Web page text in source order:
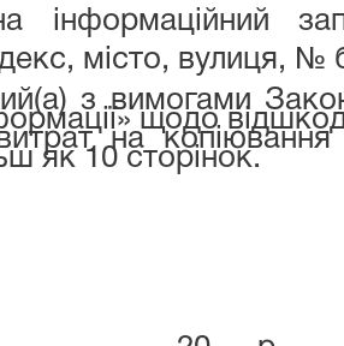
інформаційний
місто, вулиця,
з вимогами
щодо
на
як 10 сторінок.